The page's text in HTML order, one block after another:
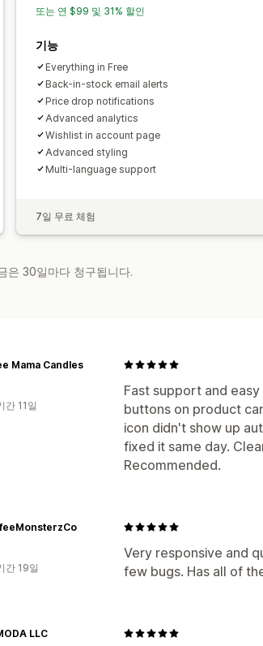
또는 연 $99 및 31% 할인
기능
Everything in Free
Back-in-stock email alerts
Price drop notifications
Advanced analytics
Wishlist in account page
Advanced styling
Multi-language support
7일 무료 체험
은 30일마다 청구됩니다.
Fast support and
buttons on product
icon didn't show up
fixed it same day.
Recommended.
Mama Candles
간 11일
Very responsive and
few bugs. Has all of
간 19일
LLC